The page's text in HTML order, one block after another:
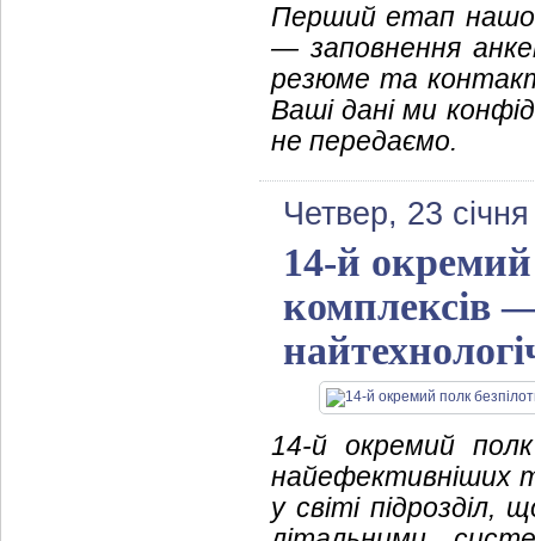
Перший етап
— заповнення
резюме та
Ваші дані ми
не передаємо.
Четвер, 23
14-й окремий
комплексів
14-й окремий
найефективніших
у світі